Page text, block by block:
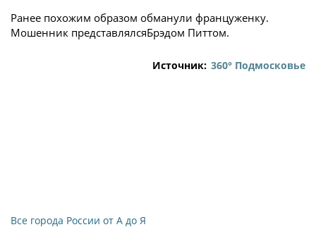
Ранее похожим образом обманули француженку.
Мошенник представлялсяБрэдом Питтом.
Источник: 360° Подмосковье
Все города России от А до Я